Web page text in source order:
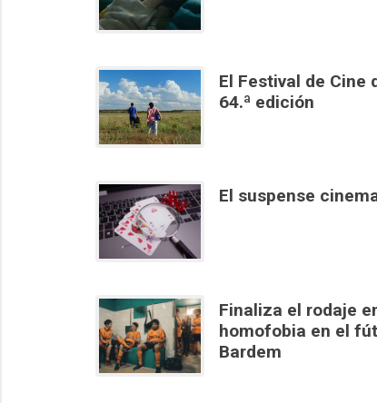
El Festival de Cine
64.ª edición
El suspense
Finaliza el rodaje
homofobia en el
Bardem